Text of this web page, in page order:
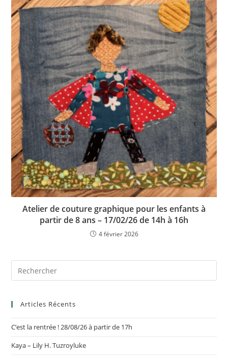
Atelier de couture graphique pour les enfants à
partir de 8 ans – 17/02/26 de 14h à 16h
4 février 2026
Articles Récents
C’est la rentrée ! 28/08/26 à partir de 17h
Kaya – Lily H. Tuzroyluke